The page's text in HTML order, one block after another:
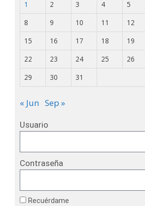
1
2 3 4 5
8
9 10 11 12
15
16 17 18 19
22
23 24 25 26
29
30 31
« Jun Sep »
Usuario
Contraseña
Recuérdame